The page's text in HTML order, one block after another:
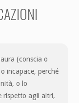
(conscia o
incapace, perché
o lo
rispetto agli altri,